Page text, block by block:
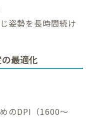
姿勢を長時間続け
最適化
のDPI（1600〜